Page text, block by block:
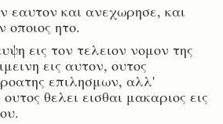
εαυτον και ανεχωρησε, και
οποιος ητο.
εις τον τελειον νομον της
εις αυτον, ουτος
επιλησμων, αλλ'
θελει εισθαι μακαριος εις